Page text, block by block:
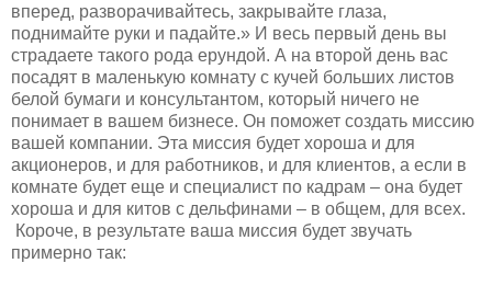
вперед, разворачивайтесь, закрывайте глаза,
поднимайте руки и падайте.» И весь первый день вы
страдаете такого рода ерундой. А на второй день вас
посадят в маленькую комнату с кучей больших листов
белой бумаги и консультантом, который ничего не
понимает в вашем бизнесе. Он поможет создать миссию
вашей компании. Эта миссия будет хороша и для
акционеров, и для работников, и для клиентов, а если в
комнате будет еще и специалист по кадрам – она будет
хороша и для китов с дельфинами – в общем, для всех.
Короче, в результате ваша миссия будет звучать
примерно так: